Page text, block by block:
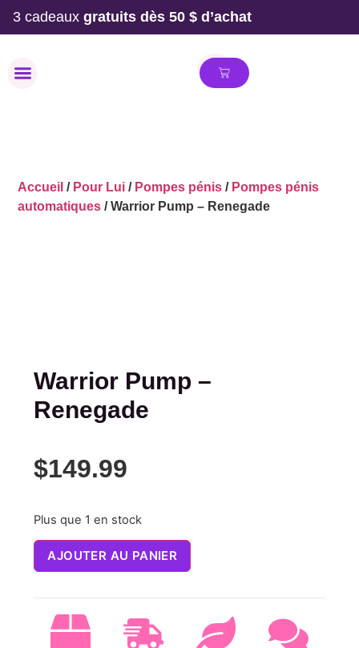
3 cadeaux gratuits dès 50 $ d’achat
Accueil / Pour Lui / Pompes pénis / Pompes pénis
automatiques / Warrior Pump – Renegade
Warrior Pump –
Renegade
$149.99
Plus que 1 en stock
AJOUTER AU PANIER